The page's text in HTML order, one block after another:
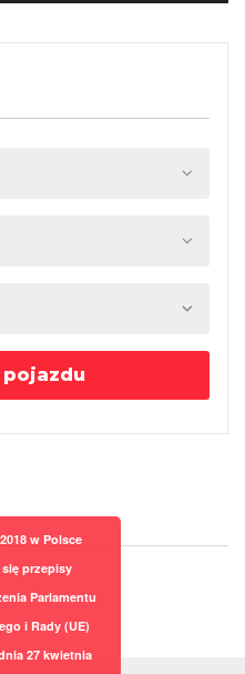
pojazdu
w Polsce
przepisy
Parlamentu
i Rady (UE)
27 kwietnia